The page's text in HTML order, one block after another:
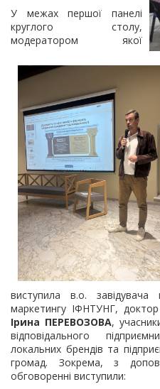
У межах першої панелі
круглого столу,
модератором якої
виступила в.о. завідувача
маркетингу ІФНТУНГ,
Ірина ПЕРЕВОЗОВА,
відповідального
локальних брендів та
громад. Зокрема, з
обговоренні виступили: